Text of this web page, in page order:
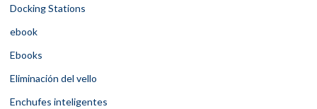
Docking Stations
ebook
Ebooks
Eliminación del vello
Enchufes inteligentes